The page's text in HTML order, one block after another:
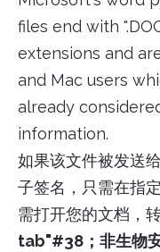
files end with
extensions and
and Mac users
already
information.
如果该文件被发送
子签名，只需在指
需打开您的文档，
tab"#38；非生物